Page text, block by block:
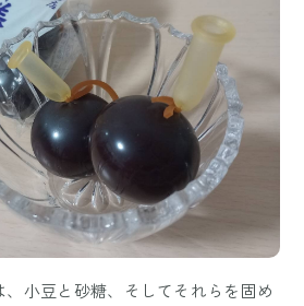
、小豆と砂糖、そしてそれらを固め